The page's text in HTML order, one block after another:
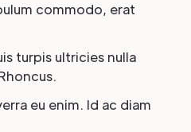
commodo, erat
turpis ultricies nulla
eu enim. Id ac diam